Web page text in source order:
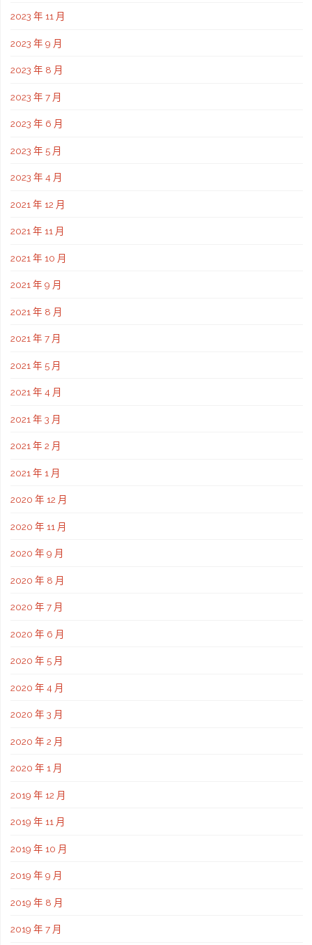
2023 年 11 月
2023 年 9 月
2023 年 8 月
2023 年 7 月
2023 年 6 月
2023 年 5 月
2023 年 4 月
2021 年 12 月
2021 年 11 月
2021 年 10 月
2021 年 9 月
2021 年 8 月
2021 年 7 月
2021 年 5 月
2021 年 4 月
2021 年 3 月
2021 年 2 月
2021 年 1 月
2020 年 12 月
2020 年 11 月
2020 年 9 月
2020 年 8 月
2020 年 7 月
2020 年 6 月
2020 年 5 月
2020 年 4 月
2020 年 3 月
2020 年 2 月
2020 年 1 月
2019 年 12 月
2019 年 11 月
2019 年 10 月
2019 年 9 月
2019 年 8 月
2019 年 7 月